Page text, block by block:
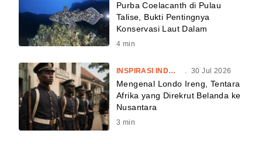
Purba Coelacanth di Pulau
Talise, Bukti Pentingnya
Konservasi Laut Dalam
4 min
INSPIRASI INDONESIA . 30 Jul 2026
Mengenal Londo Ireng, Tentara
Afrika yang Direkrut Belanda ke
Nusantara
3 min